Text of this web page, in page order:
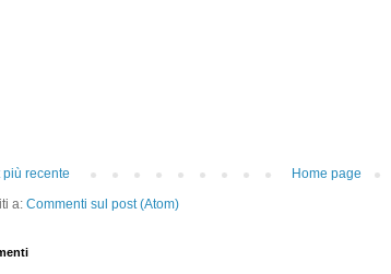
più recente
Home page
a: Commenti sul post (Atom)